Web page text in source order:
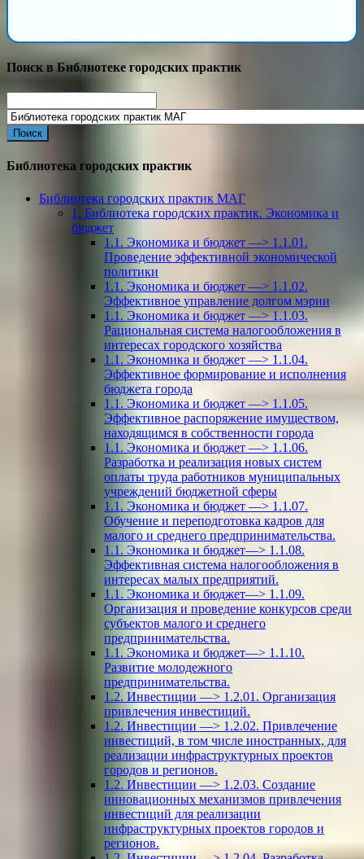
Поиск в Библиотеке городских практик
for:
Библиотека городских практик
Библиотека городских практик МАГ
1. Библиотека городских практик. Экономика и
бюджет
1.1. Экономика и бюджет —> 1.1.01.
Проведение эффективной экономической
политики
1.1. Экономика и бюджет —> 1.1.02.
Эффективное управление долгом мэрии
1.1. Экономика и бюджет —> 1.1.03.
Рациональная система налогообложения в
интересах городского хозяйства
1.1. Экономика и бюджет —> 1.1.04.
Эффективное формирование и исполнения
бюджета города
1.1. Экономика и бюджет —> 1.1.05.
Эффективное распоряжение имуществом,
находящимся в собственности города
1.1. Экономика и бюджет —> 1.1.06.
Разработка и реализация новых систем
оплаты труда работников муниципальных
учреждений бюджетной сферы
1.1. Экономика и бюджет —> 1.1.07.
Обучение и переподготовка кадров для
малого и среднего предпринимательства.
1.1. Экономика и бюджет—> 1.1.08.
Эффективная система налогообложения в
интересах малых предприятий.
1.1. Экономика и бюджет—> 1.1.09.
Организация и проведение конкурсов среди
субъектов малого и среднего
предпринимательства.
1.1. Экономика и бюджет—> 1.1.10.
Развитие молодежного
предпринимательства.
1.2. Инвестиции —> 1.2.01. Организация
привлечения инвестиций.
1.2. Инвестиции —> 1.2.02. Привлечение
инвестиций, в том числе иностранных, для
реализации инфраструктурных проектов
городов и регионов.
1.2. Инвестиции —> 1.2.03. Создание
инновационных механизмов привлечения
инвестиций для реализации
инфраструктурных проектов городов и
регионов.